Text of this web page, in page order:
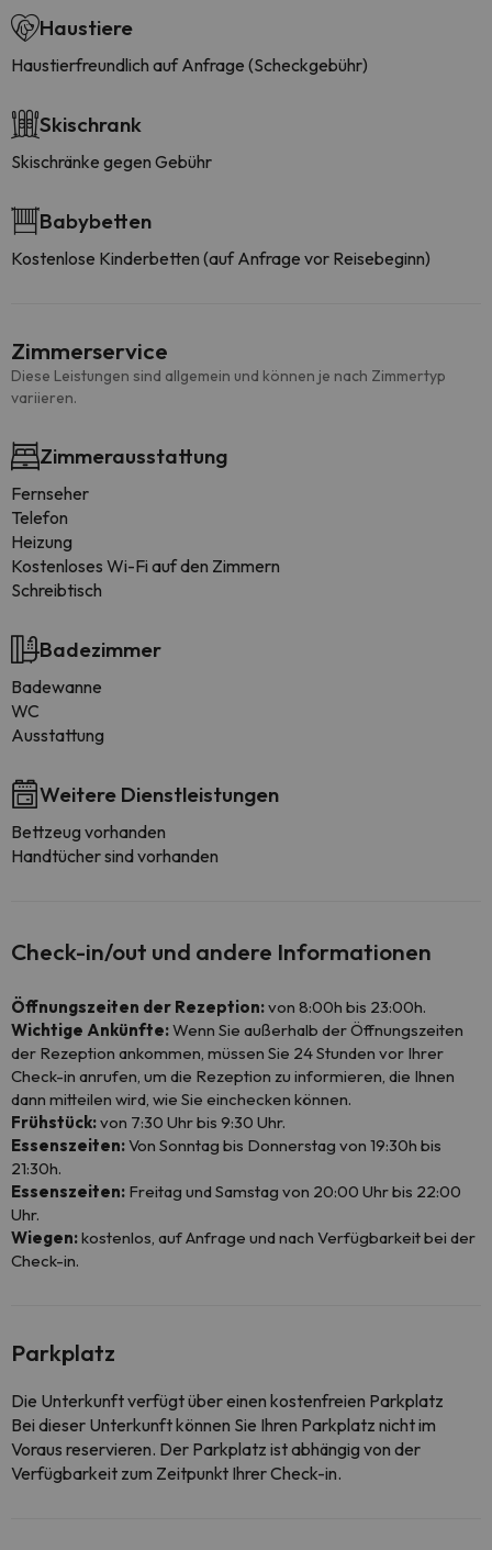
Haustiere
Haustierfreundlich auf Anfrage (Scheckgebühr)
Skischrank
Skischränke gegen Gebühr
Babybetten
Kostenlose Kinderbetten (auf Anfrage vor Reisebeginn)
Zimmerservice
Diese Leistungen sind allgemein und können je nach Zimmertyp
variieren.
Zimmerausstattung
Fernseher
Telefon
Heizung
Kostenloses Wi-Fi auf den Zimmern
Schreibtisch
Badezimmer
Badewanne
WC
Ausstattung
Weitere Dienstleistungen
Bettzeug vorhanden
Handtücher sind vorhanden
Check-in/out und andere Informationen
Öffnungszeiten der Rezeption:von 8:00h bis 23:00h.
Wichtige Ankünfte:Wenn Sie außerhalb der Öffnungszeiten
der Rezeption ankommen, müssen Sie 24 Stunden vor Ihrer
Check-in anrufen, um die Rezeption zu informieren, die Ihnen
dann mitteilen wird, wie Sie einchecken können.
Frühstück:von 7:30 Uhr bis 9:30 Uhr.
Essenszeiten:Von Sonntag bis Donnerstag von 19:30h bis
21:30h.
Essenszeiten: Freitag und Samstag von 20:00 Uhr bis 22:00
Uhr.
Wiegen:kostenlos, auf Anfrage und nach Verfügbarkeit bei der
Check-in.
Parkplatz
Die Unterkunft verfügt über einen kostenfreien Parkplatz
Bei dieser Unterkunft können Sie Ihren Parkplatz nicht im
Voraus reservieren. Der Parkplatz ist abhängig von der
Verfügbarkeit zum Zeitpunkt Ihrer Check-in.